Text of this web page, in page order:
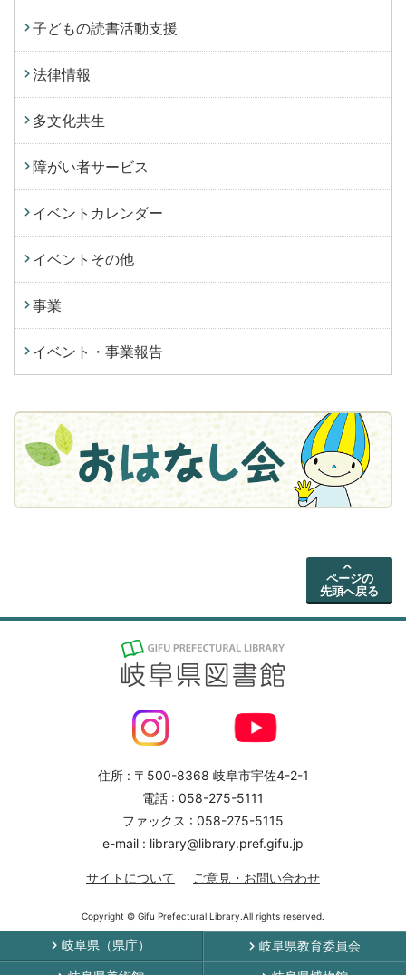
子どもの読書活動支援
法律情報
多文化共生
障がい者サービス
イベントカレンダー
イベントその他
事業
イベント・事業報告
ページの
先頭へ戻る
住所 : 〒500-8368 岐阜市宇佐4-2-1
電話 : 058-275-5111
ファックス : 058-275-5115
e-mail : library@library.pref.gifu.jp
サイトについて ご意見・お問い合わせ
Copyright © Gifu Prefectural Library.All rights reserved.
岐阜県（県庁）
岐阜県教育委員会